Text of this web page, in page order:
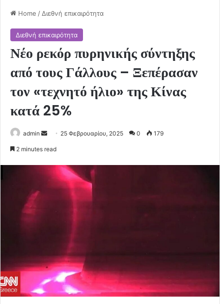
Home / Διεθνή επικαιρότητα
Διεθνή επικαιρότητα
Νέο ρεκόρ πυρηνικής σύντηξης
από τους Γάλλους – Ξεπέρασαν
τον «τεχνητό ήλιο» της Κίνας
κατά 25%
admin
Send 25 Φεβρουαρίου, 2025 0 179
2 minutes read